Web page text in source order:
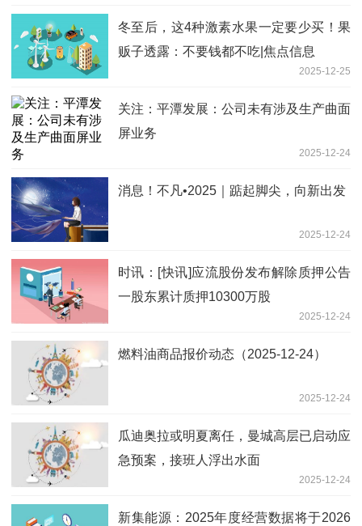
冬至后，这4种激素水果一定要少买！果
贩子透露：不要钱都不吃|焦点信息
2025-12-25
关注：平潭发展：公司未有涉及生产曲面
屏业务
2025-12-24
消息！不凡•2025｜踮起脚尖，向新出发
2025-12-24
时讯：[快讯]应流股份发布解除质押公告
一股东累计质押10300万股
2025-12-24
燃料油商品报价动态（2025-12-24）
2025-12-24
瓜迪奥拉或明夏离任，曼城高层已启动应
急预案，接班人浮出水面
2025-12-24
新集能源：2025年度经营数据将于2026